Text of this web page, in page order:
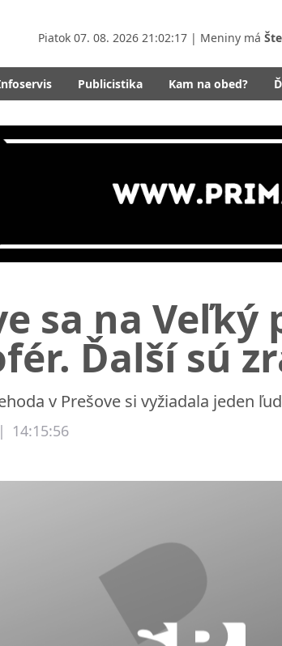
Piatok 07. 08. 2026 21:02:19 | Meniny má
Publicistika Kam na obed?
sa na
Ďalší sú
v Prešove si vyžiadala jeden
| 14:15:56